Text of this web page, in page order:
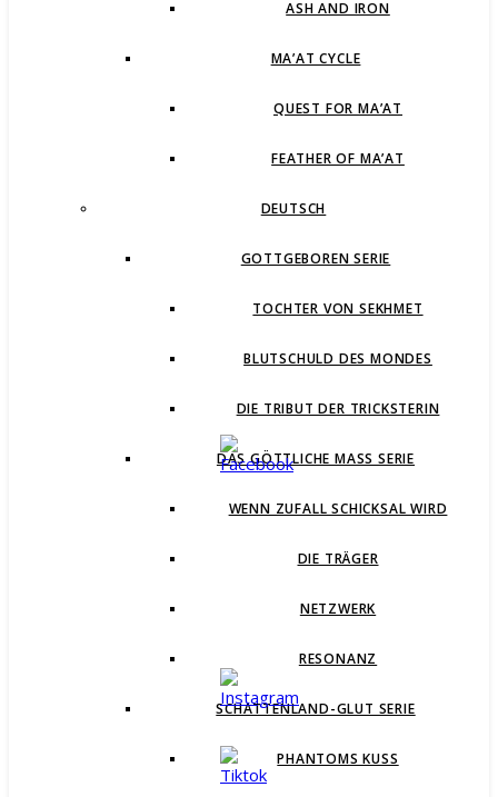
ASH AND IRON
MA’AT CYCLE
QUEST FOR MA’AT
FEATHER OF MA’AT
DEUTSCH
GOTTGEBOREN SERIE
TOCHTER VON SEKHMET
BLUTSCHULD DES MONDES
DIE TRIBUT DER TRICKSTERIN
DAS GÖTTLICHE MASS SERIE
WENN ZUFALL SCHICKSAL WIRD
DIE TRÄGER
NETZWERK
RESONANZ
SCHATTENLAND-GLUT SERIE
PHANTOMS KUSS